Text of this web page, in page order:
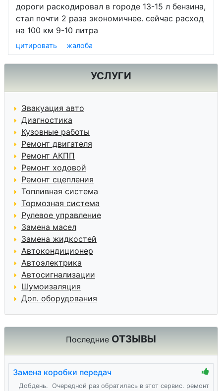
УСЛУГИ
Эвакуация авто
Диагностика
Кузовные работы
Ремонт двигателя
Ремонт АКПП
Ремонт ходовой
Ремонт сцепления
Топливная система
Тормозная система
Рулевое управление
Замена масел
Замена жидкостей
Автокондиционер
Автоэлектрика
Автосигнализации
Шумоизаляция
Доп. оборудования
Последние ОТЗЫВЫ
Замена коробки передач
Добдень. Очередной раз обратилась в этот сервис. ремонт
дороги раскодировал в городе 13-15 л бензина,
стал почти 2 раза экономичнее. сейчас расход
на 100 км 9-10 литра
цитировать жалоба